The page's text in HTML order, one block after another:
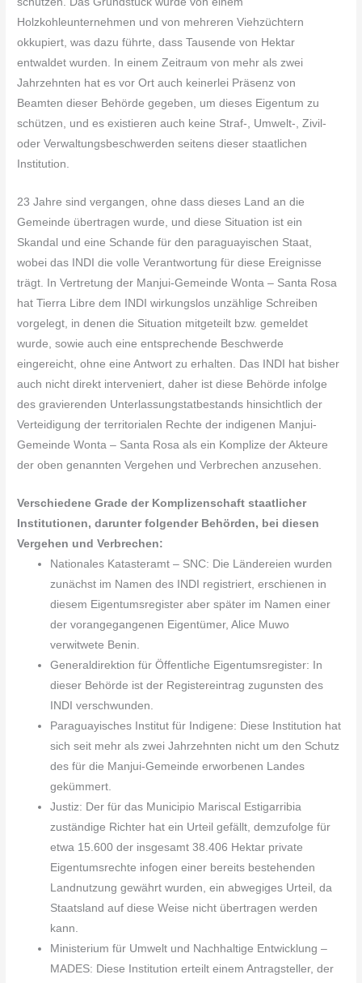
Holzkohleunternehmen und von mehreren Viehzüchtern
okkupiert, was dazu führte, dass Tausende von Hektar
entwaldet wurden. In einem Zeitraum von mehr als zwei
Jahrzehnten hat es vor Ort auch keinerlei Präsenz von
Beamten dieser Behörde gegeben, um dieses Eigentum zu
schützen, und es existieren auch keine Straf-, Umwelt-, Zivil-
oder Verwaltungsbeschwerden seitens dieser staatlichen
Institution.
23 Jahre sind vergangen, ohne dass dieses Land an die
Gemeinde übertragen wurde, und diese Situation ist ein
Skandal und eine Schande für den paraguayischen Staat,
wobei das INDI die volle Verantwortung für diese Ereignisse
trägt. In Vertretung der Manjui-Gemeinde Wonta – Santa Rosa
hat Tierra Libre dem INDI wirkungslos unzählige Schreiben
vorgelegt, in denen die Situation mitgeteilt bzw. gemeldet
wurde, sowie auch eine entsprechende Beschwerde
eingereicht, ohne eine Antwort zu erhalten. Das INDI hat bisher
auch nicht direkt interveniert, daher ist diese Behörde infolge
des gravierenden Unterlassungstatbestands hinsichtlich der
Verteidigung der territorialen Rechte der indigenen Manjui-
Gemeinde Wonta – Santa Rosa als ein Komplize der Akteure
der oben genannten Vergehen und Verbrechen anzusehen.
Verschiedene Grade der Komplizenschaft staatlicher
Institutionen, darunter folgender Behörden, bei diesen
Vergehen und Verbrechen:
Nationales Katasteramt – SNC: Die Ländereien wurden
zunächst im Namen des INDI registriert, erschienen in
diesem Eigentumsregister aber später im Namen einer
der vorangegangenen Eigentümer, Alice Muwo
verwitwete Benin.
Generaldirektion für Öffentliche Eigentumsregister: In
dieser Behörde ist der Registereintrag zugunsten des
INDI verschwunden.
Paraguayisches Institut für Indigene: Diese Institution hat
sich seit mehr als zwei Jahrzehnten nicht um den Schutz
des für die Manjui-Gemeinde erworbenen Landes
gekümmert.
Justiz: Der für das Municipio Mariscal Estigarribia
zuständige Richter hat ein Urteil gefällt, demzufolge für
etwa 15.600 der insgesamt 38.406 Hektar private
Eigentumsrechte infogen einer bereits bestehenden
Landnutzung gewährt wurden, ein abwegiges Urteil, da
Staatsland auf diese Weise nicht übertragen werden
kann.
Ministerium für Umwelt und Nachhaltige Entwicklung –
MADES: Diese Institution erteilt einem Antragsteller, der